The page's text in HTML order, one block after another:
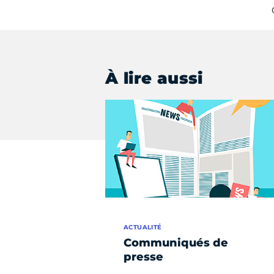
À lire aussi
Communiqués de
presse
ACTUALITÉ